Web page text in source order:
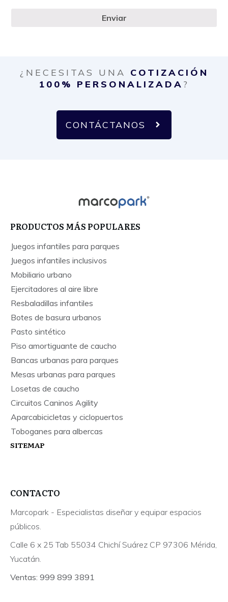
Enviar
¿NECESITAS UNA COTIZACIÓN
100% PERSONALIZADA ?
CONTÁCTANOS
PRODUCTOS MÁS POPULARES
Juegos infantiles para parques
Juegos infantiles inclusivos
Mobiliario urbano
Ejercitadores al aire libre
Resbaladillas infantiles
Botes de basura urbanos
Pasto sintético
Piso amortiguante de caucho
Bancas urbanas para parques
Mesas urbanas para parques
Losetas de caucho
Circuitos Caninos Agility
Aparcabicicletas y ciclopuertos
Toboganes para albercas
SITEMAP
CONTACTO
Marcopark - Especialistas diseñar y equipar espacios
públicos.
Calle 6 x 25 Tab 55034 Chichí Suárez CP 97306 Mérida,
Yucatán.
Ventas: 999 899 3891